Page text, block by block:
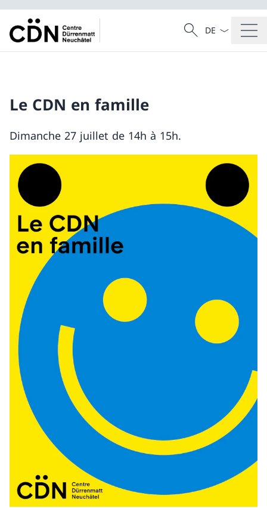
Recherche
Recherche
La langue
Le CDN en famille
Dimanche 27 juillet de 14h à 15h.